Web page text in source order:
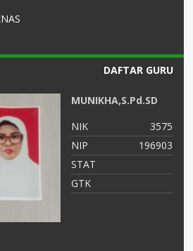
DAFTAR GURU
MUNIKHA,S.Pd.SD
NIK
3575034107690012
NIP
196903252014122002
STAT